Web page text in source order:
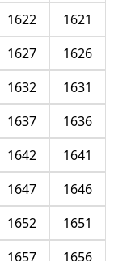
1621
1622
1626
1627
1631
1632
1636
1637
1641
1642
1646
1647
1651
1652
1656
1657